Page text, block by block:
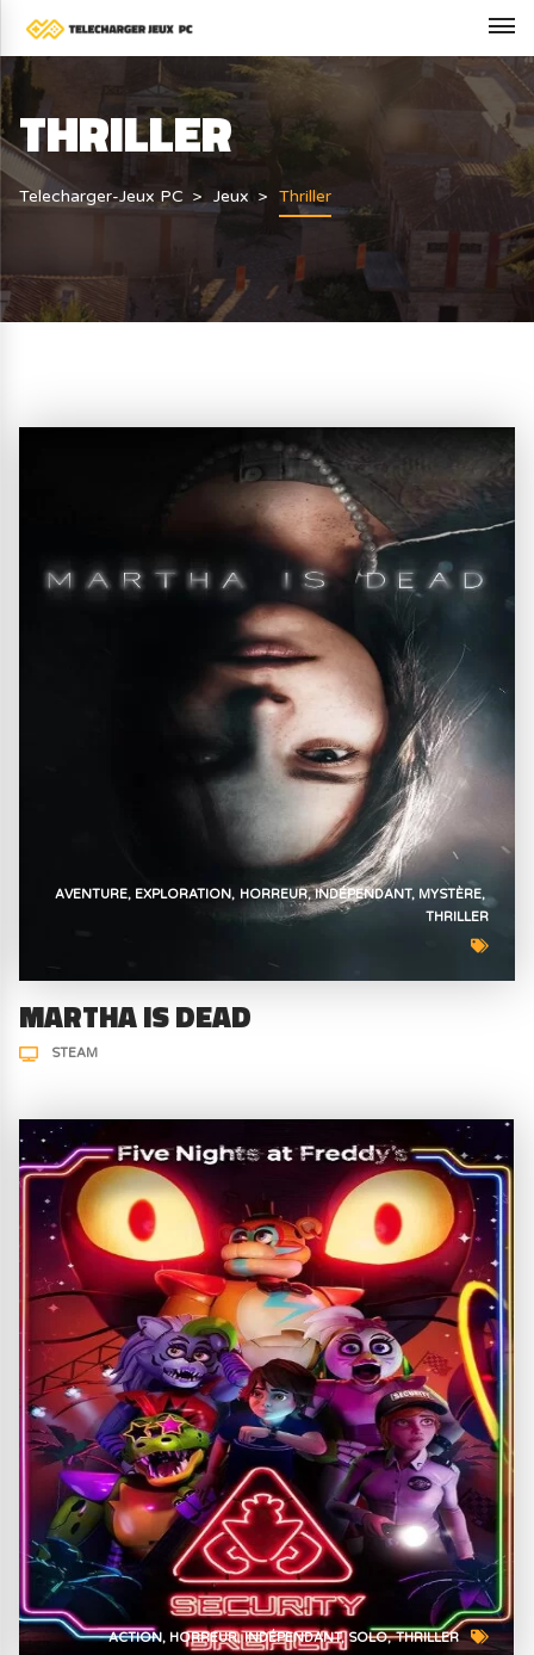
THRILLER
Telecharger-Jeux PC Jeux Thriller
AVENTURE EXPLORATION HORREUR INDÉPENDANT MYSTÈRE
THRILLER
MARTHA IS DEAD
STEAM
ACTION HORREUR INDÉPENDANT SOLO THRILLER